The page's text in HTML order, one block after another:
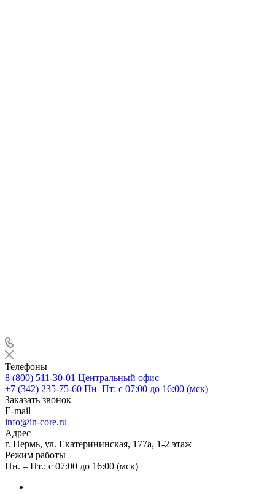
Телефоны
8 (800) 511-30-01 Центральный офис
+7 (342) 235-75-60 Пн–Пт: с 07:00 до 16:00 (мск)
Заказать звонок
E-mail
info@in-core.ru
Адрес
г. Пермь, ул. ​Екатерининская, 177а, ​1-2 этаж
Режим работы
Пн. – Пт.: с 07:00 до 16:00 (мск)